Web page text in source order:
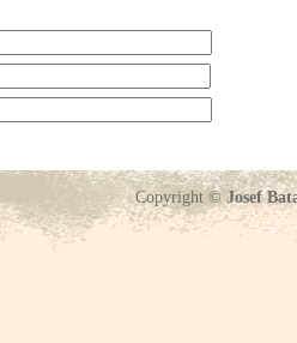
Copyright ©Josef